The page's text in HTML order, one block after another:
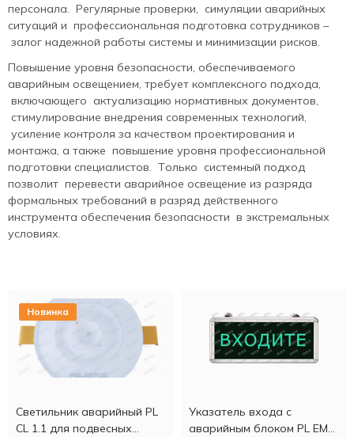
персонала. Регулярные проверки, симуляции аварийных
ситуаций и профессиональная подготовка сотрудников –
залог надежной работы системы и минимизации рисков.
Повышение уровня безопасности, обеспечиваемого
аварийным освещением, требует комплексного подхода,
включающего актуализацию нормативных документов,
стимулирование внедрения современных технологий,
усиление контроля за качеством проектирования и
монтажа, а также повышение уровня профессиональной
подготовки специалистов. Только системный подход
позволит перевести аварийное освещение из разряда
формальных требований в разряд действенного
инструмента обеспечения безопасности в экстремальных
условиях.
Новинка
Светильник аварийный PL
CL 1.1 для подвесных
Указатель входа c
аварийным блоком PL EM